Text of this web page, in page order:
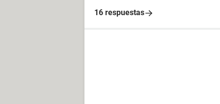
16 respuestas